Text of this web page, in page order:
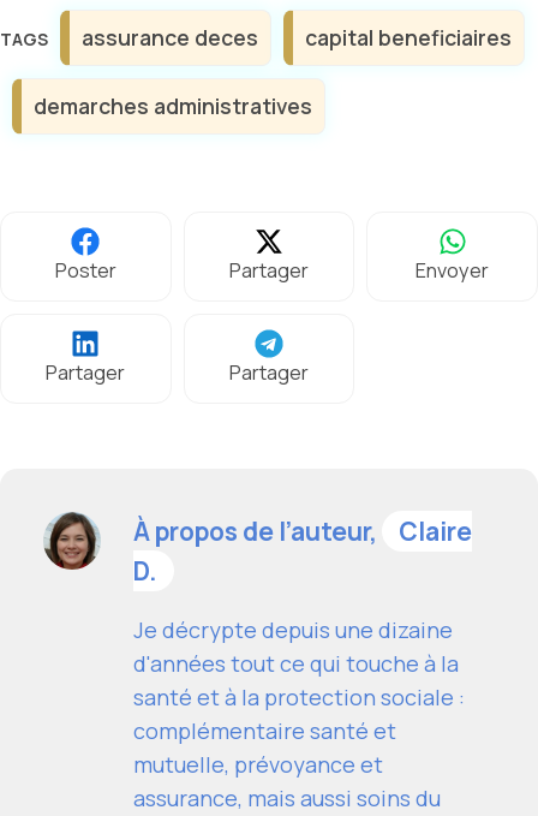
Étiquettes
assurance deces capital beneficiaires
demarches administratives
Poster Partager Envoyer
Partager Partager
À propos de l’auteur,
Claire
D.
Je décrypte depuis une dizaine
d'années tout ce qui touche à la
santé et à la protection sociale :
complémentaire santé et
mutuelle, prévoyance et
assurance, mais aussi soins du